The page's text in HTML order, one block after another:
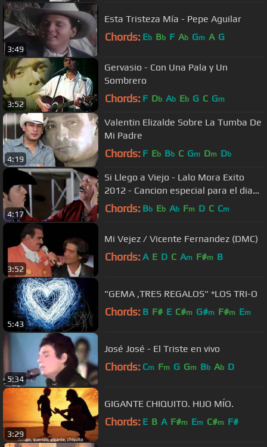
3:49
Esta Tristeza Mía - Pepe Aguilar
Chords: Eb Bb F Ab Gm A G
3:52
Gervasio - Con Una Pala y Un
Sombrero
Chords: F Db Ab Eb G C Gm
4:19
Valentin Elizalde Sobre La Tumba De
Mi Padre
Chords: F Eb Bb C Gm Dm Db
4:17
Si Llego a Viejo - Lalo Mora Exito
2012 - Cancion especial para el dia
del padre
Chords: Bb Eb Ab Fm D C Cm
3:52
Mi Vejez / Vicente Fernandez (DMC)
Chords: A E D C Am F#m B
5:43
"GEMA ,TRES REGALOS" *LOS TRI-O
Chords: B F# E C#m G#m F#m Em
5:34
José José - El Triste en vivo
Chords: Cm Fm G Gm Bb Ab D
3:29
GIGANTE CHIQUITO. HIJO MÍO.
Chords: E B A F#m Em C#m F#